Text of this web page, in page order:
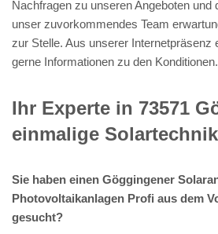
Nachfragen zu unseren Angeboten und
unser zuvorkommendes Team
zur Stelle. Aus unserer Internetpräsenz
gerne Informationen zu den Konditionen.
Ihr Experte in 73571
einmalige
Sie haben einen Göggingener
Photovoltaikanlagen Profi aus dem
gesucht?